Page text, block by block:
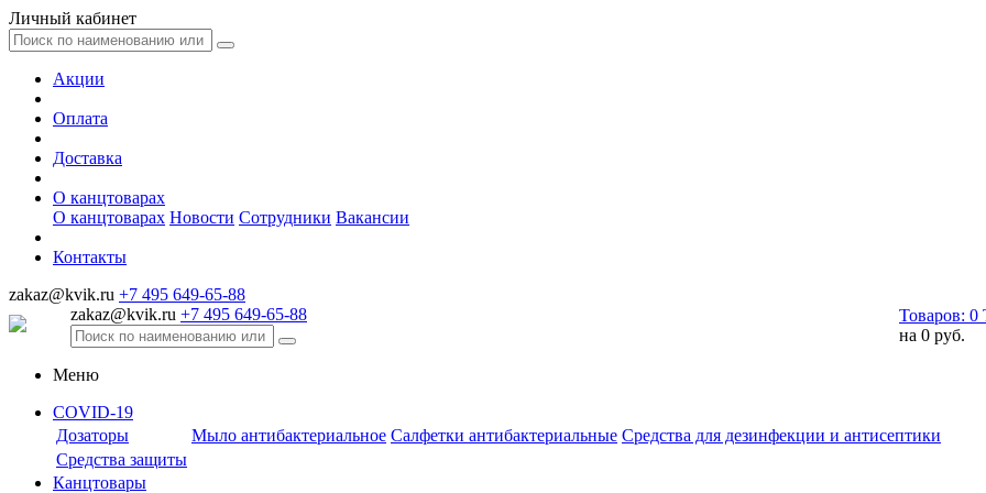
Личный кабинет
Акции
Оплата
Доставка
О канцтоварах
О канцтоварах Новости Сотрудники Вакансии
Контакты
zakaz@kvik.ru +7 495 649-65-88
zakaz@kvik.ru +7 495 649-65-88 Товаров: 0
на 0 руб.
Меню
COVID-19
Дозаторы
Мыло антибактериальное Салфетки антибактериальные Средства для дезинфекции и антисептики
Средства защиты
Канцтовары